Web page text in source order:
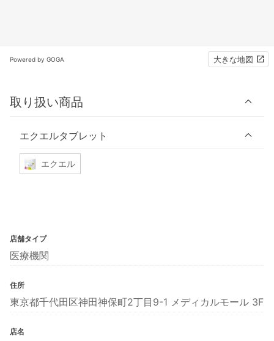
Powered by GOGA 大きな地図
取り扱い商品
エクエルタブレット
エクエル
店舗タイプ
医療機関
住所
東京都千代田区神田神保町2丁目9-1 メディカルモール 3F
店名